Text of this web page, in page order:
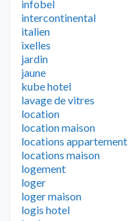
infobel
intercontinental
italien
ixelles
jardin
jaune
kube hotel
lavage de vitres
location
location maison
locations appartement
locations maison
logement
loger
loger maison
logis hotel